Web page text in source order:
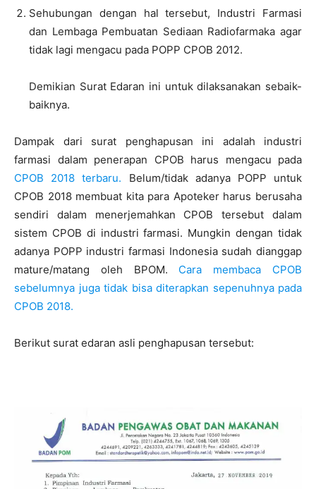
Sehubungan dengan hal tersebut, Industri Farmasi
dan Lembaga Pembuatan Sediaan Radiofarmaka agar
tidak lagi mengacu pada POPP CPOB 2012.
Demikian Surat Edaran ini untuk dilaksanakan sebaik-
baiknya.
Dampak dari surat penghapusan ini adalah industri
farmasi dalam penerapan CPOB harus mengacu pada
CPOB 2018 terbaru. Belum/tidak adanya POPP untuk
CPOB 2018 membuat kita para Apoteker harus berusaha
sendiri dalam menerjemahkan CPOB tersebut dalam
sistem CPOB di industri farmasi. Mungkin dengan tidak
adanya POPP industri farmasi Indonesia sudah dianggap
mature/matang oleh BPOM. Cara membaca CPOB
sebelumnya juga tidak bisa diterapkan sepenuhnya pada
CPOB 2018.
Berikut surat edaran asli penghapusan tersebut: